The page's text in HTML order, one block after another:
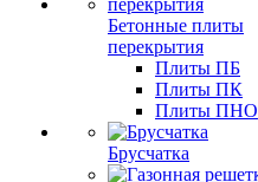
Бетонные плиты
перекрытия
Плиты ПБ
Плиты ПК
Плиты ПНО
Брусчатка